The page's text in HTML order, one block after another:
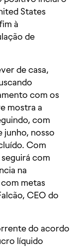
States
à
de
de casa,
com os
mostra a
com
junho, nosso
Com
com
na
metas
CEO do
do acordo
líquido